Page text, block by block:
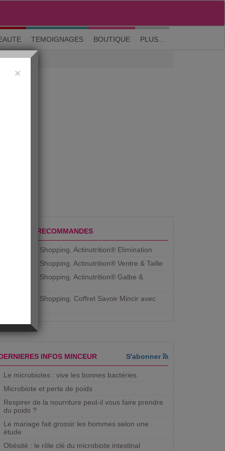
M'inscrire| Me connecter| ? Visite guidée
TEMOIGNAGES BOUTIQUE PLUS...
RECOMMANDES
Aujourdhui Shopping. Actinutrition® Elimination
Aujourdhui Shopping. Actinutrition® Ventre & Taille
Aujourdhui Shopping. Actinutrition® Galbe &
Aujourdhui Shopping. ​Coffret Savoir Mincir avec
INFOS MINCEUR S'abonner
Le microbiotes : vive les bonnes bactéries
Microbiote et perte de poids
Respirer de la nourriture peut-il vous faire prendre
du poids ?
Le mariage fait grossir les hommes selon une
étude
Obésité : le rôle clé du microbiote intestinal
×